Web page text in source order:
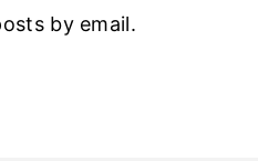
by email.